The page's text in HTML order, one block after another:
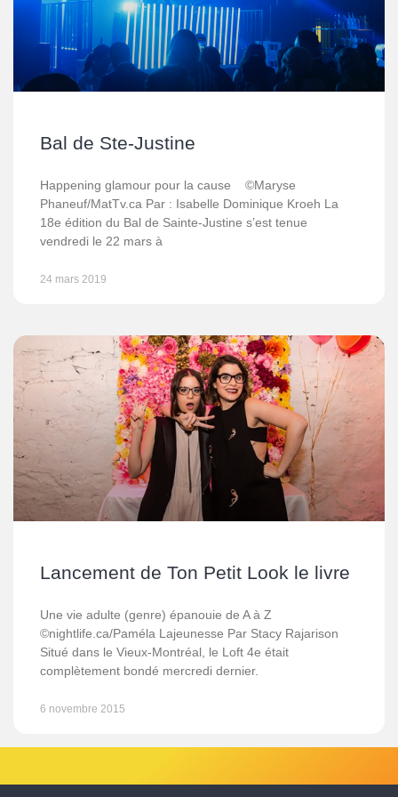
Bal de Ste-Justine
Happening glamour pour la cause ©Maryse
Phaneuf/MatTv.ca Par : Isabelle Dominique Kroeh La
18e édition du Bal de Sainte-Justine s’est tenue
vendredi le 22 mars à
24 mars 2019
Lancement de Ton Petit Look le livre
Une vie adulte (genre) épanouie de A à Z
©nightlife.ca/Paméla Lajeunesse Par Stacy Rajarison
Situé dans le Vieux-Montréal, le Loft 4e était
complètement bondé mercredi dernier.
6 novembre 2015